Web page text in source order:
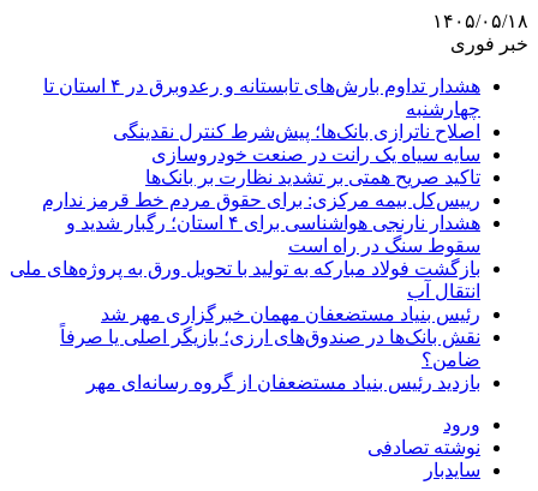
۱۴۰۵/۰۵/۱۸
خبر فوری
هشدار تداوم بارش‌های تابستانه و رعدوبرق در ۴ استان تا
چهارشنبه
اصلاح ناترازی بانک‌ها؛ پیش‌شرط کنترل نقدینگی
سایه سیاه یک رانت در صنعت خودروسازی
تاکید صریح همتی بر تشدید نظارت بر بانک‌ها
رییس‌کل بیمه مرکزی: برای حقوق مردم خط قرمز ندارم
هشدار نارنجی هواشناسی برای ۴ استان؛ رگبار شدید و
سقوط سنگ در راه است
بازگشت فولاد مبارکه به تولید با تحویل ورق به پروژه‌های ملی
انتقال آب
رئیس بنیاد مستضعفان مهمان خبرگزاری مهر شد
نقش بانک‌ها در صندوق‌های ارزی؛ بازیگر اصلی یا صرفاً
ضامن؟
بازدید رئیس بنیاد مستضعفان از گروه رسانه‌ای مهر
ورود
نوشته تصادفی
سایدبار